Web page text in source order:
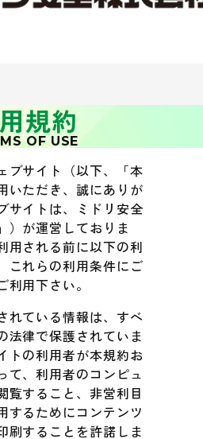
規約
OF USE
ブサイト（以下、「本
いただき、誠にありが
サイトは、ミドリ安全
）が運営しておりま
用される前に以下の利
これらの利用条件にご
用下さい。
れている情報は、すべ
法律で保護されていま
トの利用者が本規約お
て、利用者のコンピュ
覧すること、非営利目
するためにコンテンツ
刷することを許諾しま